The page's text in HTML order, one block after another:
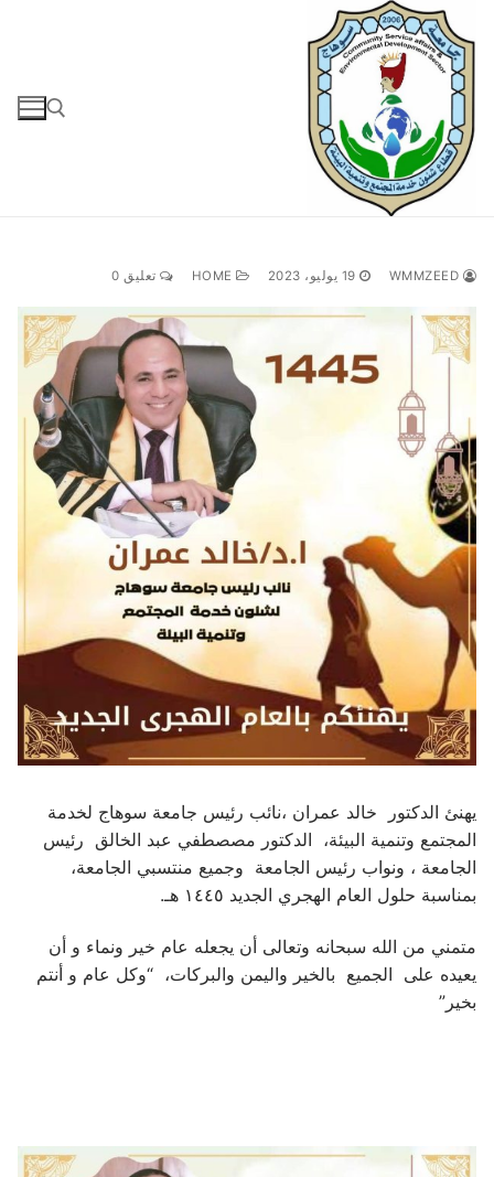
التجاوز
إلى
المحتوى
19 يوليو، 2023 تعليق 0
يهنئ الدكتور خالد عمران ،نائب رئيس جامعة سوهاج لخدمة
المجتمع وتنمية البيئة، الدكتور مصصطفي عبد الخالق رئيس
الجامعة ، ونواب رئيس الجامعة وجميع منتسبي الجامعة،
بمناسبة حلول العام الهجري الجديد ١٤٤٥ هـ.
متمني من الله سبحانه وتعالى أن يجعله عام خير ونماء و أن
يعيده على الجميع بالخير واليمن والبركات، “وكل عام و أنتم
بخير”